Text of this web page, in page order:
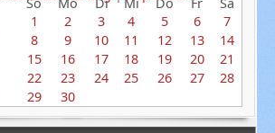
So
Mo Di Mi Do Fr
Sa
1
2 3 4 5 6
7
8
9 10 11 12 13
14
15
16 17 18 19 20
21
22
23 24 25 26 27
28
29
30